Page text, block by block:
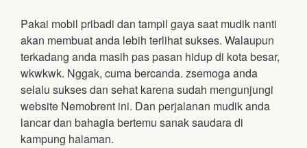
Pakai mobil pribadi dan tampil gaya saat mudik nanti
akan membuat anda lebih terlihat sukses. Walaupun
terkadang anda masih pas pasan hidup di kota besar,
wkwkwk. Nggak, cuma bercanda. zsemoga anda
selalu sukses dan sehat karena sudah mengunjungi
website Nemobrent ini. Dan perjalanan mudik anda
lancar dan bahagia bertemu sanak saudara di
kampung halaman.